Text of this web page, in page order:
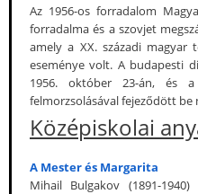
Az 1956-os forradalom
forradalma és a szovjet
amely a XX. századi magyar
eseménye volt. A budapesti
1956. október 23-án, és a
felmorzsolásával fejeződött be
Középiskolai
A Mester és Margarita
Mihail Bulgakov (1891-1940)